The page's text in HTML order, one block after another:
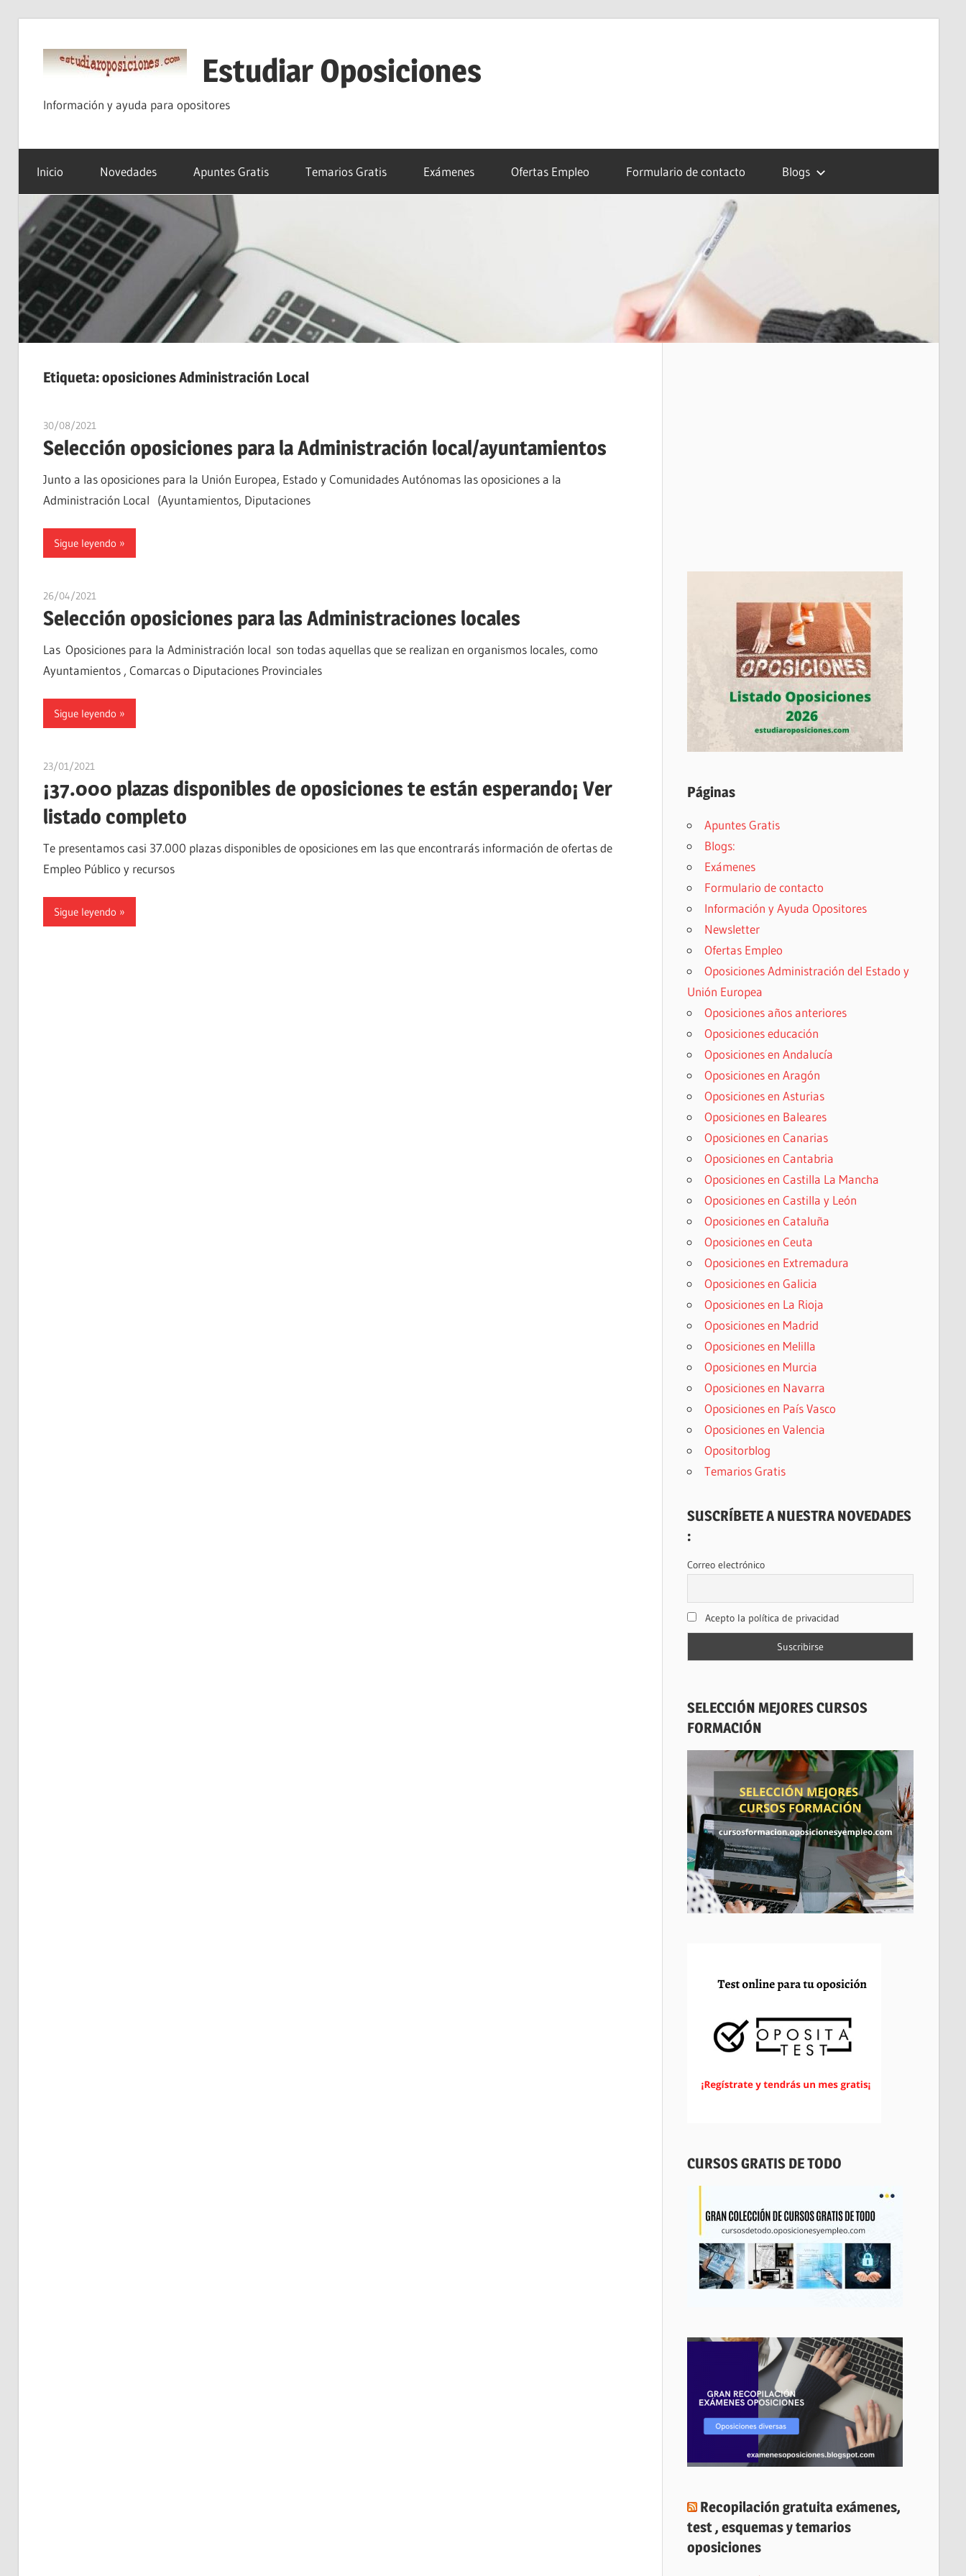
contenido
Estudiar Oposiciones
Información y ayuda para opositores
Inicio Novedades Apuntes Gratis Temarios Gratis Exámenes Ofertas Empleo Formulario de contacto Blogs
Etiqueta:oposiciones Administración Local
30/08/2021estudiaroposiciones
Selección oposiciones para la Administración local/ayuntamientos
Junto a las oposiciones para la Unión Europea, Estado y Comunidades Autónomas las oposiciones a la
Administración Local (Ayuntamientos, Diputaciones
Sigue leyendo
26/04/2021estudiaroposiciones
Selección oposiciones para las Administraciones locales
Las Oposiciones para la Administración local son todas aquellas que se realizan en organismos locales, como
Ayuntamientos , Comarcas o Diputaciones Provinciales
Sigue leyendo
23/01/2021estudiaroposiciones
¡37.000 plazas disponibles de oposiciones te están esperando¡ Ver
listado completo
Te presentamos casi 37.000 plazas disponibles de oposiciones em las que encontrarás información de ofertas de
Empleo Público y recursos
Sigue leyendo
Páginas
Apuntes Gratis
Blogs:
Exámenes
Formulario de contacto
Información y Ayuda Opositores
Newsletter
Ofertas Empleo
Oposiciones Administración del Estado y
Unión Europea
Oposiciones años anteriores
Oposiciones educación
Oposiciones en Andalucía
Oposiciones en Aragón
Oposiciones en Asturias
Oposiciones en Baleares
Oposiciones en Canarias
Oposiciones en Cantabria
Oposiciones en Castilla La Mancha
Oposiciones en Castilla y León
Oposiciones en Cataluña
Oposiciones en Ceuta
Oposiciones en Extremadura
Oposiciones en Galicia
Oposiciones en La Rioja
Oposiciones en Madrid
Oposiciones en Melilla
Oposiciones en Murcia
Oposiciones en Navarra
Oposiciones en País Vasco
Oposiciones en Valencia
Opositorblog
Temarios Gratis
SUSCRÍBETE A NUESTRA NOVEDADES
:
Correo electrónico
Acepto la política de privacidad
SELECCIÓN MEJORES CURSOS
FORMACIÓN
CURSOS GRATIS DE TODO
Recopilación gratuita exámenes,
test , esquemas y temarios
oposiciones